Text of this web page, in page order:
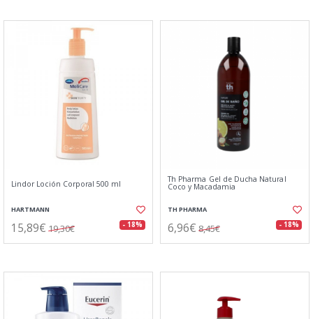
Lindor Loción Corporal 500 ml
HARTMANN
15,89€ 19,30€ - 18%
Th Pharma Gel de Ducha Natural
Coco y Macadamia
TH PHARMA
6,96€ 8,45€ - 18%